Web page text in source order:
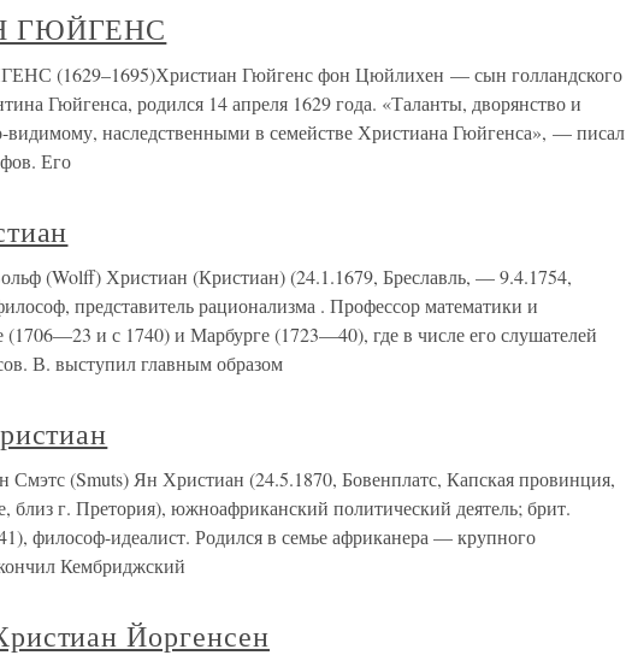
ГЮЙГЕНС
(1629–1695)Христиан Гюйгенс фон Цюйлихен — сын голландского
Гюйгенса, родился 14 апреля 1629 года. «Таланты, дворянство и
видимому, наследственными в семействе Христиана Гюйгенса», — писал
Его
(Wolff) Христиан (Кристиан) (24.1.1679, Бреславль, — 9.4.1754,
представитель рационализма . Профессор математики и
и с 1740) и Марбурге (1723—40), где в числе его слушателей
В. выступил главным образом
(Smuts) Ян Христиан (24.5.1870, Бовенплатс, Капская провинция,
г. Претория), южноафриканский политический деятель; брит.
философ-идеалист. Родился в семье африканера — крупного
Кембриджский
Йоргенсен